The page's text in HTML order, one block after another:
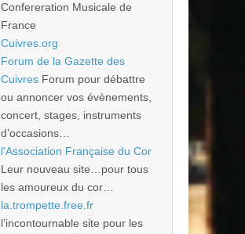
Confereration Musicale de
France
Cuivres.org
Forum de la Gazette des
Cuivres Forum pour débattre
ou annoncer vos évènements,
concert, stages, instruments
d’occasions…
l'Association Française du Cor
Leur nouveau site…pour tous
les amoureux du cor…
la.trompette.free.fr
l’incontournable site pour les